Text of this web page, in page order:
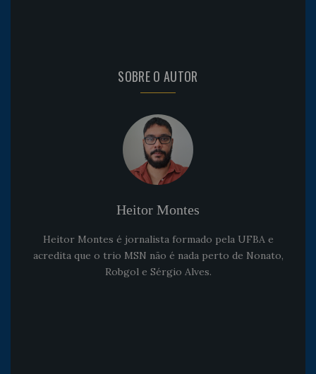
SOBRE O AUTOR
Heitor Montes
Heitor Montes é jornalista formado pela UFBA e
acredita que o trio MSN não é nada perto de Nonato,
Robgol e Sérgio Alves.